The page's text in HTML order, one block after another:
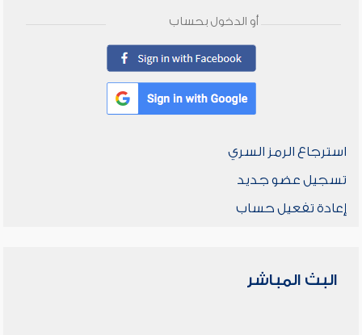
أو الدخول بحساب
استرجاع الرمز السري
تسجيل عضو جديد
إعادة تفعيل حساب
البث المباشر